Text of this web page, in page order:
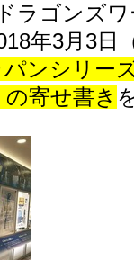
ラゴンズ
年3月3日
パンシリー
寄せ書き